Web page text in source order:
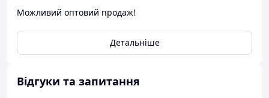
Можливий оптовий продаж!
Детальніше
Відгуки та запитання